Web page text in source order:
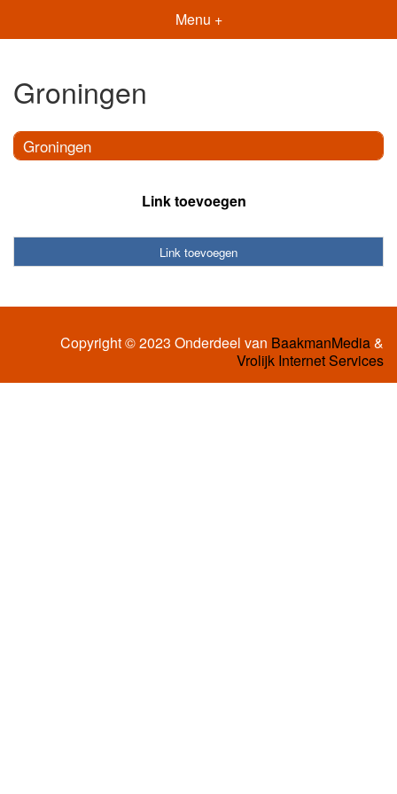
Menu +
Groningen
Groningen
Link toevoegen
Link toevoegen
Copyright © 2023 Onderdeel van BaakmanMedia&
Vrolijk Internet Services